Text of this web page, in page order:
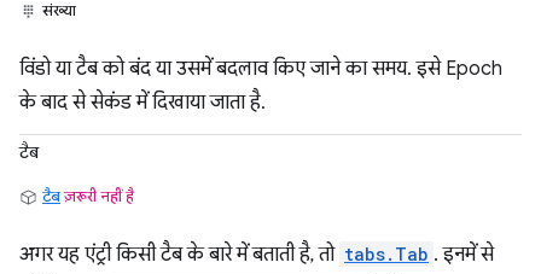
संख्या
विंडो या टैब को बंद या उसमें बदलाव किए जाने का समय. इसे Epoch
के बाद से सेकंड में दिखाया जाता है.
टैब
टैब ज़रूरी नहीं है
अगर यह एंट्री किसी टैब के बारे में बताती है, तो tabs.Tab . इनमें से